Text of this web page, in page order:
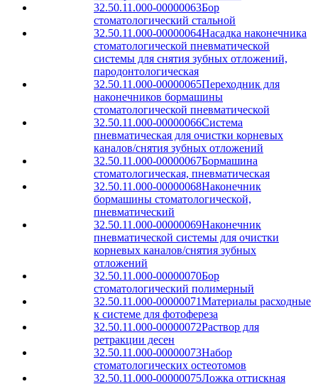
32.50.11.000-00000063Бор
стоматологический стальной
32.50.11.000-00000064Насадка наконечника
стоматологической пневматической
системы для снятия зубных отложений,
пародонтологическая
32.50.11.000-00000065Переходник для
наконечников бормашины
стоматологической пневматической
32.50.11.000-00000066Система
пневматическая для очистки корневых
каналов/снятия зубных отложений
32.50.11.000-00000067Бормашина
стоматологическая, пневматическая
32.50.11.000-00000068Наконечник
бормашины стоматологической,
пневматический
32.50.11.000-00000069Наконечник
пневматической системы для очистки
корневых каналов/снятия зубных
отложений
32.50.11.000-00000070Бор
стоматологический полимерный
32.50.11.000-00000071Материалы расходные
к системе для фотофереза
32.50.11.000-00000072Раствор для
ретракции десен
32.50.11.000-00000073Набор
стоматологических остеотомов
32.50.11.000-00000075Ложка оттискная